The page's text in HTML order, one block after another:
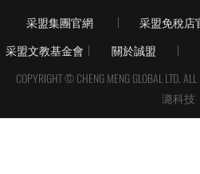
采盟集團官網 采盟免稅店
采盟文教基金會
關於誠盟
COPYRIGHT © CHENG MENG GLOBAL LTD. ALL
潞科技